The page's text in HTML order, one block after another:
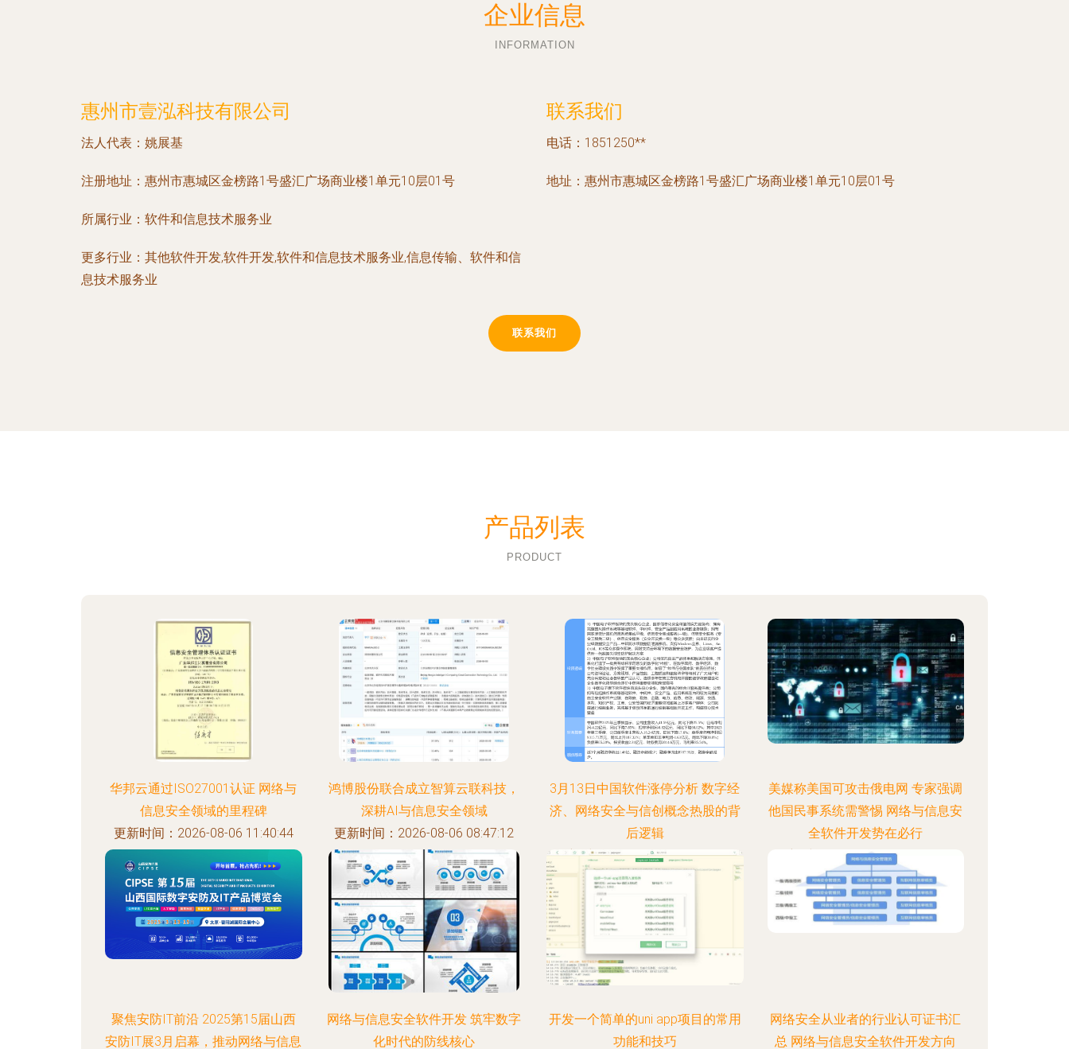
企业信息
INFORMATION
惠州市壹泓科技有限公司
法人代表： 姚展基
注册地址： 惠州市惠城区金榜路1号盛汇广场商业楼1单元10层01号
所属行业： 软件和信息技术服务业
更多行业： 其他软件开发,软件开发,软件和信息技术服务业,信息传输、软件和信
息技术服务业
联系我们
电话：1851250**
地址：惠州市惠城区金榜路1号盛汇广场商业楼1单元10层01号
联系我们
产品列表
PRODUCT
华邦云通过ISO27001认证 网络与
信息安全领域的里程碑
更新时间：2026-08-06 11:40:44
鸿博股份联合成立智算云联科技，
深耕AI与信息安全领域
更新时间：2026-08-06 08:47:12
3月13日中国软件涨停分析 数字经
济、网络安全与信创概念热股的背
后逻辑
更新时间：2026-08-06 23:32:26
美媒称美国可攻击俄电网 专家强调
他国民事系统需警惕 网络与信息安
全软件开发势在必行
更新时间：2026-08-06 02:04:35
聚焦安防IT前沿 2025第15届山西
安防IT展3月启幕，推动网络与信息
网络与信息安全软件开发 筑牢数字
化时代的防线核心
开发一个简单的uni app项目的常用
功能和技巧
网络安全从业者的行业认可证书汇
总 网络与信息安全软件开发方向